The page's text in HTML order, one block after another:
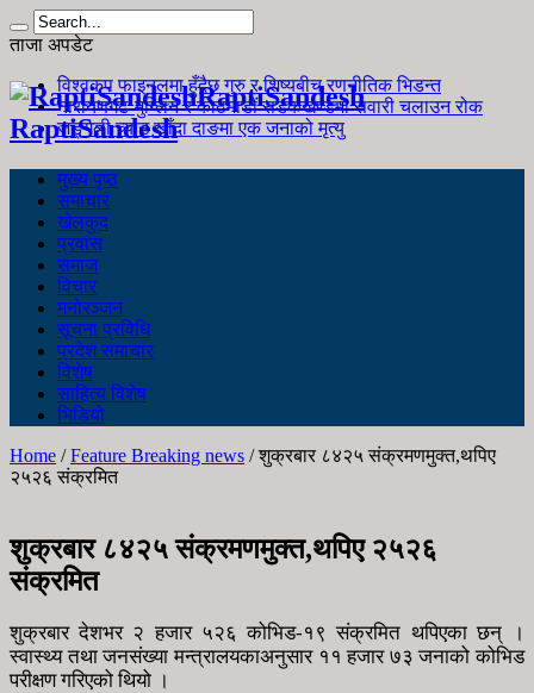
ताजा अपडेट
विश्वकप फाइनलमा हुँदैछ गुरु र शिष्यबीच रणनीतिक भिडन्त
नारायणगढ-मुग्लिन र काठमाडौं सडकखण्डमा सवारी चलाउन रोक
जङ्गली च्याउ खाँदा दाङमा एक जनाको मृत्यु
RaptiSandesh
RaptiSandesh
मुख्य पृष्ठ
समाचार
खेलकुद
प्रवास
समाज
विचार
मनोरञ्जन
सूचना प्रविधि
प्रदेश समाचार
विशेष
साहित्य विशेष
भिडियो
Home /Feature Breaking news /शुक्रबार ८४२५ संक्रमणमुक्त,थपिए
२५२६ संक्रमित
शुक्रबार ८४२५ संक्रमणमुक्त,थपिए २५२६
संक्रमित
शुक्रबार देशभर २ हजार ५२६ कोभिड-१९ संक्रमित थपिएका छन् ।
स्वास्थ्य तथा जनसंख्या मन्त्रालयकाअनुसार ११ हजार ७३ जनाको कोभिड
परीक्षण गरिएको थियो ।